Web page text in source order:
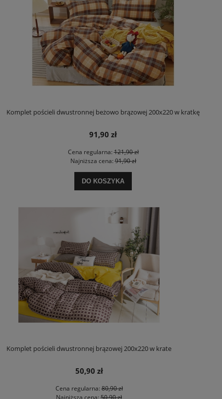
Komplet pościeli dwustronnej beżowo brązowej 200x220 w kratkę
91,90 zł
Cena regularna:121,90 zł
Najniższa cena:91,90 zł
DO KOSZYKA
Komplet pościeli dwustronnej brązowej 200x220 w krate
50,90 zł
Cena regularna:80,90 zł